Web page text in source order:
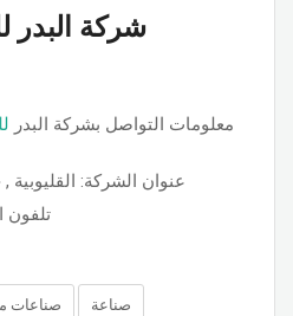
شركة البدر
معلومات التواصل بشركة البدر
عنوان الشركة: القليوبية
تلفون
صناعات صناعة